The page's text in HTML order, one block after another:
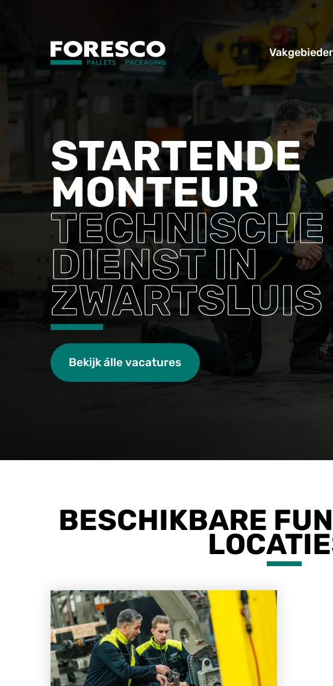
STARTENDE
MONTEUR
TECHNISCHE
DIENST IN
ZWARTSLUIS
Bekijk álle vacatures
BESCHIKBARE